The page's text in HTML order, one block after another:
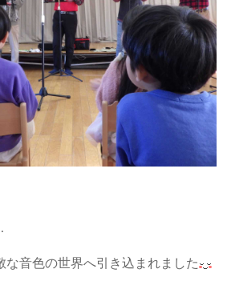
な音色の世界へ引き込まれました